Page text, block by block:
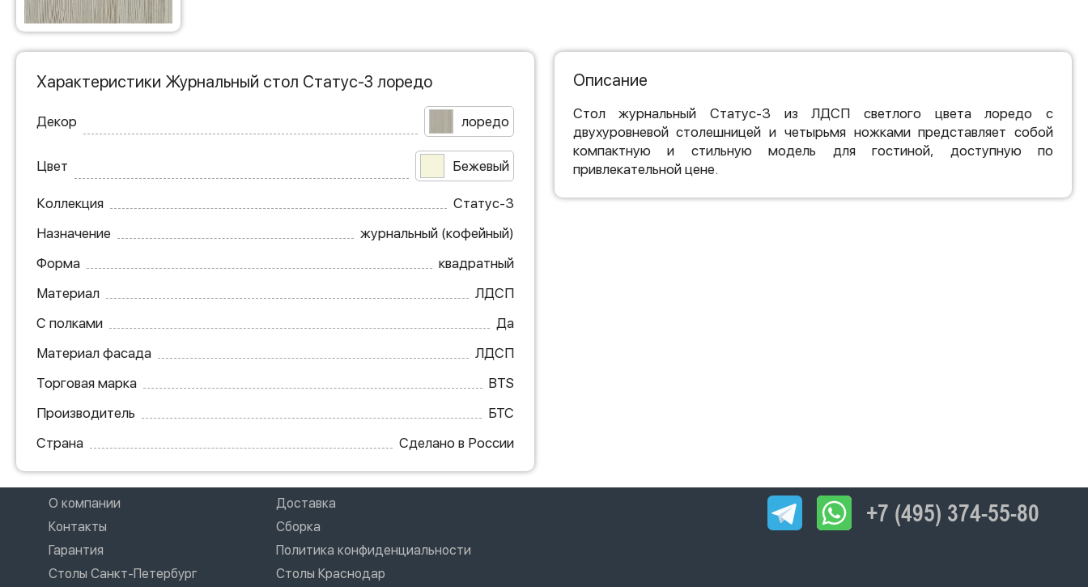
Характеристики Журнальный стол Статус-3 лоредо
Декор лоредо
Цвет Бежевый
Коллекция
Статус-3
Назначение
журнальный (кофейный)
Форма
квадратный
Материал
ЛДСП
С полками
Да
Материал фасада
ЛДСП
Торговая марка
BTS
Производитель
БТС
Страна
Сделано в России
Описание
Стол журнальный Статус-3 из ЛДСП светлого цвета лоредо с
двухуровневой столешницей и четырьмя ножками представляет собой
компактную и стильную модель для гостиной, доступную по
привлекательной цене.
О компании
Доставка
Контакты
Сборка
Гарантия
Политика конфиденциальности
Столы Санкт-Петербург
Столы Краснодар
+7 (495) 374-55-80